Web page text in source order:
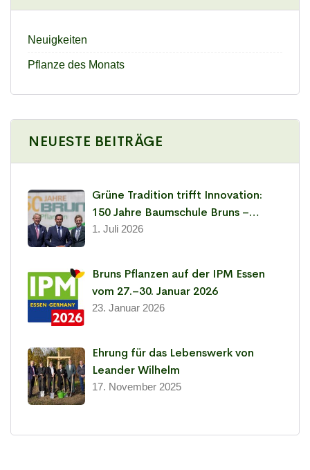
Neuigkeiten
Pflanze des Monats
NEUESTE BEITRÄGE
Grüne Tradition trifft Innovation:
150 Jahre Baumschule Bruns –
Leidenschaft für Pflanzen seit 1876
1. Juli 2026
Bruns Pflanzen auf der IPM Essen
vom 27.–30. Januar 2026
23. Januar 2026
Ehrung für das Lebenswerk von
Leander Wilhelm
17. November 2025